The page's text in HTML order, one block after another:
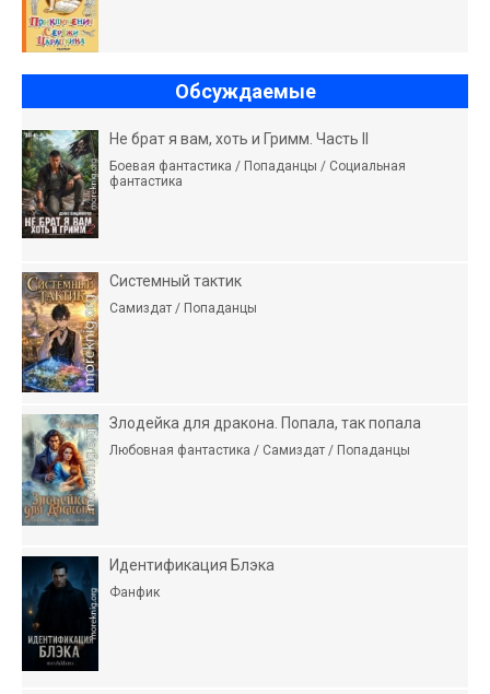
Обсуждаемые
Не брат я вам, хоть и Гримм. Часть II
Боевая фантастика / Попаданцы / Социальная
фантастика
Системный тактик
Самиздат / Попаданцы
Злодейка для дракона. Попала, так попала
Любовная фантастика / Самиздат / Попаданцы
Идентификация Блэка
Фанфик